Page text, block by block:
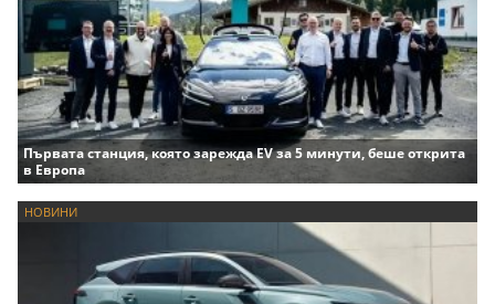
Първата станция, която зарежда EV за 5 минути, беше открита
в Европа
НОВИНИ